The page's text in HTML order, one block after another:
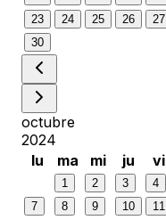
23
24 25 26 27
30
octubre
2024
lu
ma mi ju vi
1 2 3 4
7
8 9 10 11